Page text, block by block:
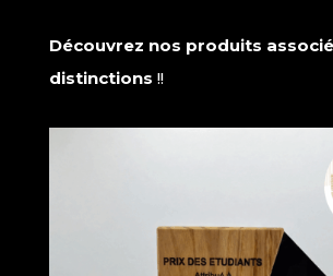
Découvrez nos produits
distinctions !!